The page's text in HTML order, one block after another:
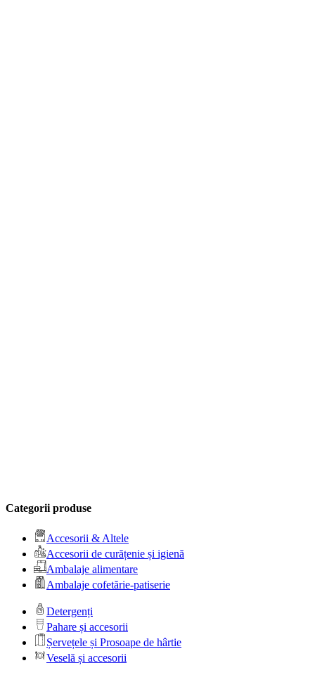
Categorii produse
Accesorii & Altele
Accesorii de curățenie și igienă
Ambalaje alimentare
Ambalaje cofetărie-patiserie
Detergenți
Pahare și accesorii
Șervețele și Prosoape de hârtie
Veselă și accesorii